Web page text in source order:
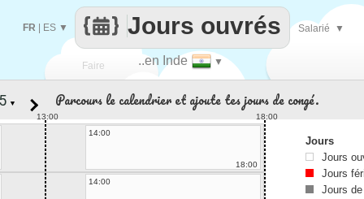
Faire ..en Inde ▼
Jours ouvrés
FR ES ▼ Salarié ▼
▼ Parcours le calendrier et ajoute tes jours de congé.
13:00
18:00
14:00
18:00
14:00
Jours
Jours
Jours
Jours